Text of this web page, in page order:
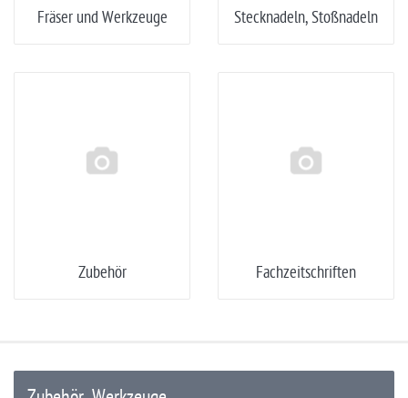
Fräser und Werkzeuge Stecknadeln, Stoßnadeln
Zubehör Fachzeitschriften